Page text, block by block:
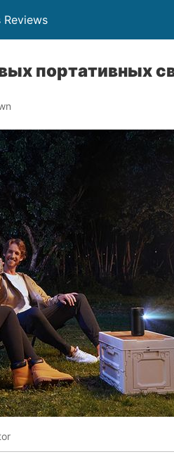
Reviews
портативных